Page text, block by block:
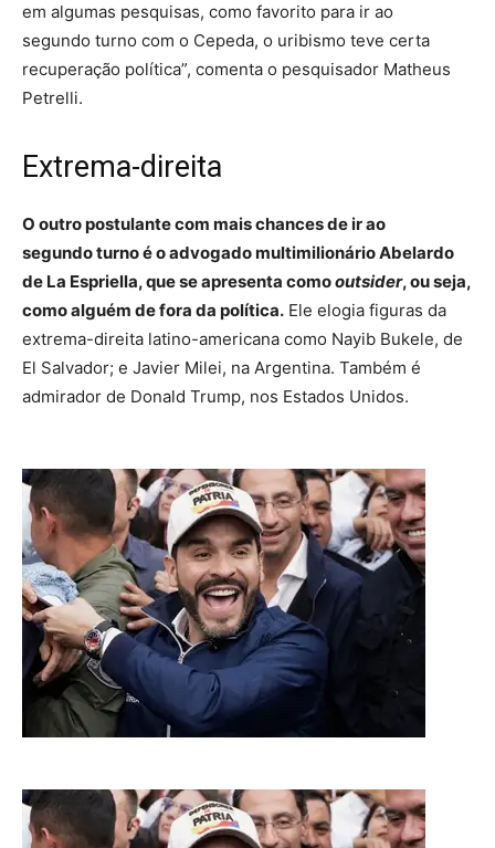
em algumas pesquisas, como favorito para ir ao
segundo turno com o Cepeda, o uribismo teve certa
recuperação política”, comenta o pesquisador Matheus
Petrelli.
Extrema-direita
O outro postulante com mais chances de ir ao
segundo turno é o advogado multimilionário Abelardo
de La Espriella, que se apresenta comooutsider, ou seja,
como alguém de fora da política. Ele elogia figuras da
extrema-direita latino-americana como Nayib Bukele, de
El Salvador; e Javier Milei, na Argentina. Também é
admirador de Donald Trump, nos Estados Unidos.